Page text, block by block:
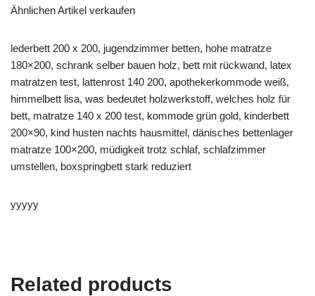
Ähnlichen Artikel verkaufen
lederbett 200 x 200, jugendzimmer betten, hohe matratze
180×200, schrank selber bauen holz, bett mit rückwand, latex
matratzen test, lattenrost 140 200, apothekerkommode weiß,
himmelbett lisa, was bedeutet holzwerkstoff, welches holz für
bett, matratze 140 x 200 test, kommode grün gold, kinderbett
200×90, kind husten nachts hausmittel, dänisches bettenlager
matratze 100×200, müdigkeit trotz schlaf, schlafzimmer
umstellen, boxspringbett stark reduziert
yyyyy
Related products